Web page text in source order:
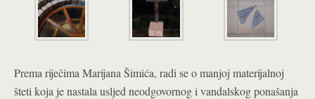
Prema riječima Marijana Šimića, radi se o manjoj materijalnoj
šteti koja je nastala usljed neodgovornog i vandalskog ponašanja